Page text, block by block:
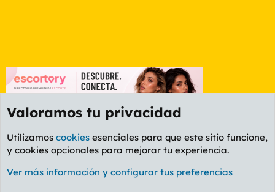
Foro General
Cookies
PL OLDSTYLE AMARILLO
Valoramos tu privacidad
Utilizamos cookies esenciales para que este sitio funcione,
y cookies opcionales para mejorar tu experiencia.
Ver más información y configurar tus preferencias